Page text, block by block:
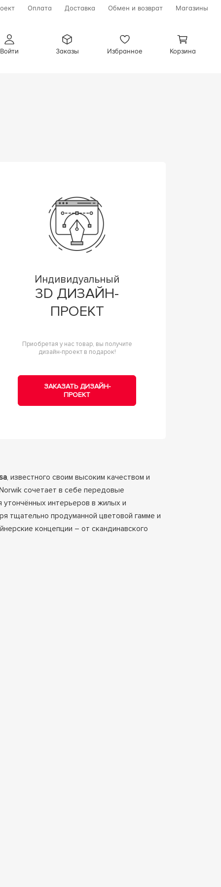
Оплата Доставка Обмен и возврат Магазины
Войти
Заказы Избранное Корзина
Индивидуальный
3D ДИЗАЙН-
ПРОЕКТ
Приобретая у нас товар, вы получите
дизайн-проект в подарок!
ЗАКАЗАТЬ ДИЗАЙН-
ПРОЕКТ
, известного своим высоким качеством и
сочетает в себе передовые
утончённых интерьеров в жилых и
тщательно продуманной цветовой гамме и
концепции – от скандинавского